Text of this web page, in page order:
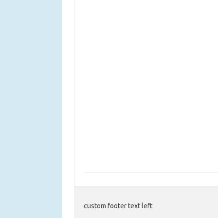
custom footer text left